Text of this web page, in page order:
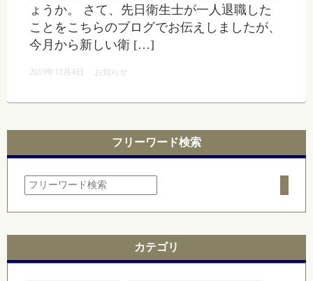
ょうか。 さて、先日衛生士が一人退職した
ことをこちらのブログでお伝えしましたが、
今月から新しい衛 […]
2019年11月4日 お知らせ
フリーワード検索
カテゴリ